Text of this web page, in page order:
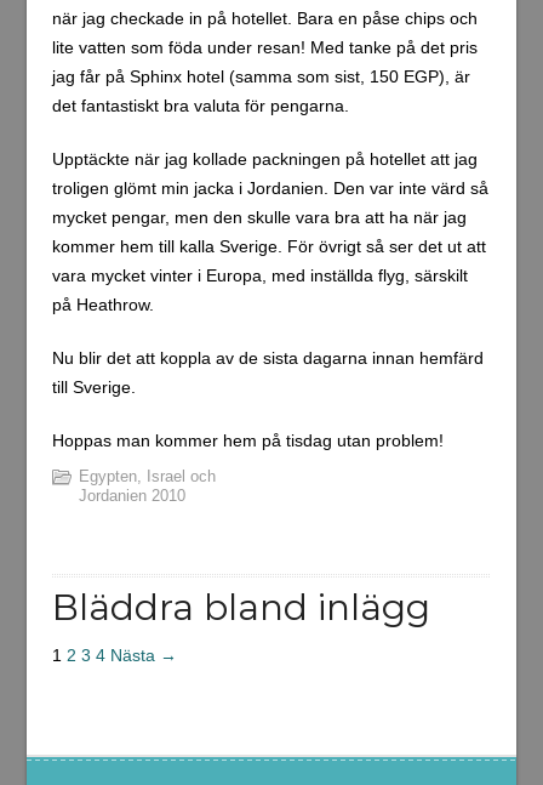
när jag checkade in på hotellet. Bara en påse chips och
lite vatten som föda under resan! Med tanke på det pris
jag får på Sphinx hotel (samma som sist, 150 EGP), är
det fantastiskt bra valuta för pengarna.
Upptäckte när jag kollade packningen på hotellet att jag
troligen glömt min jacka i Jordanien. Den var inte värd så
mycket pengar, men den skulle vara bra att ha när jag
kommer hem till kalla Sverige. För övrigt så ser det ut att
vara mycket vinter i Europa, med inställda flyg, särskilt
på Heathrow.
Nu blir det att koppla av de sista dagarna innan hemfärd
till Sverige.
Hoppas man kommer hem på tisdag utan problem!
Egypten, Israel och
Jordanien 2010
Bläddra bland inlägg
1 2 3 4 Nästa →